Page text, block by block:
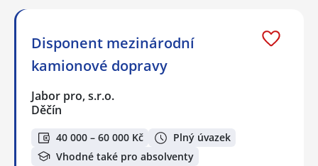
Disponent mezinárodní
kamionové dopravy
Jabor pro, s.r.o.
Děčín
40 000 – 60 000 Kč
Plný úvazek
Vhodné také pro absolventy